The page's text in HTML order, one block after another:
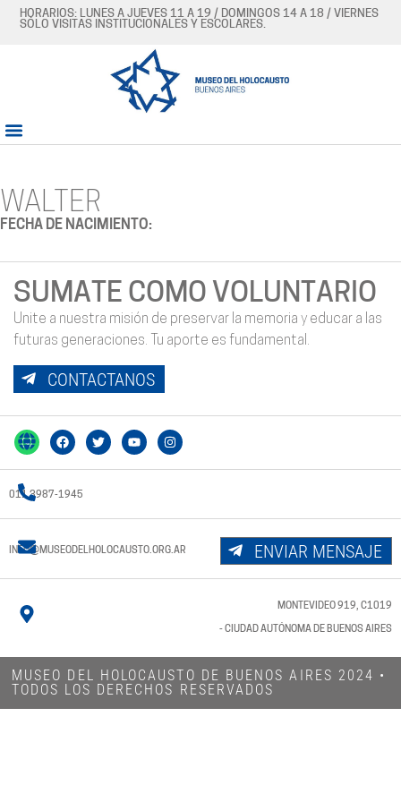
HORARIOS: LUNES A JUEVES 11 A 19 / DOMINGOS 14 A 18 / VIERNES
SÓLO VISITAS INSTITUCIONALES Y ESCOLARES.
WALTER
FECHA DE NACIMIENTO:
SUMATE COMO VOLUNTARIO
Unite a nuestra misión de preservar la memoria y educar a las
futuras generaciones. Tu aporte es fundamental.
CONTACTANOS
011 3987-1945
INFO@MUSEODELHOLOCAUSTO.ORG.AR ENVIAR MENSAJE
MONTEVIDEO 919, C1019
- CIUDAD AUTÓNOMA DE BUENOS AIRES
MUSEO DEL HOLOCAUSTO DE BUENOS AIRES 2024​ •
TODOS LOS DERECHOS RESERVADOS